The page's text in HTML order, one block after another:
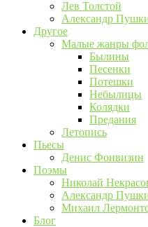
Лев Толстой
Александр
Другое
Малые жанры
Былины
Песенки
Потешки
Небылицы
Колядки
Предания
Летопись
Пьесы
Денис Фонвизин
Поэмы
Николай
Александр
Михаил
Блог